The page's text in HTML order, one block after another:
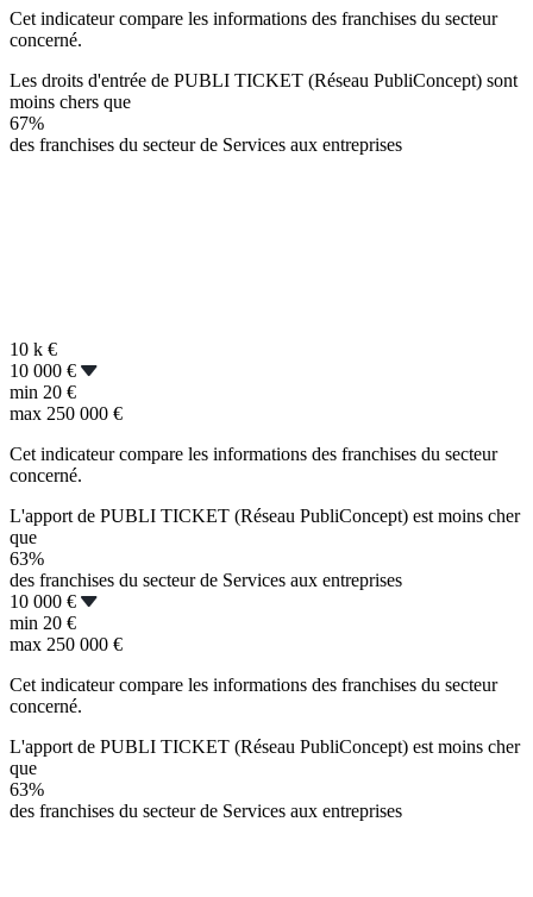
Cet indicateur compare les informations des franchises du secteur
concerné.
Les droits d'entrée de PUBLI TICKET (Réseau PubliConcept) sont
moins chers que
67%
des franchises du secteur de Services aux entreprises
10 k €
10 000 €
min 20 €
max 250 000 €
Cet indicateur compare les informations des franchises du secteur
concerné.
L'apport de PUBLI TICKET (Réseau PubliConcept) est moins cher
que
63%
des franchises du secteur de Services aux entreprises
10 000 €
min 20 €
max 250 000 €
Cet indicateur compare les informations des franchises du secteur
concerné.
L'apport de PUBLI TICKET (Réseau PubliConcept) est moins cher
que
63%
des franchises du secteur de Services aux entreprises